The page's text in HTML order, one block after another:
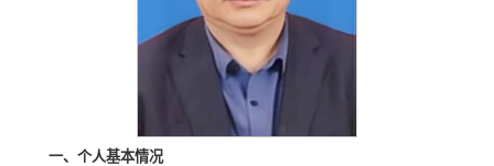
一、个人基本情况